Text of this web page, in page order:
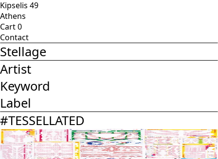
Kipselis 49
Athens
Cart0
Contact
Stellage
Artist
Keyword
Label
#TESSELLATED